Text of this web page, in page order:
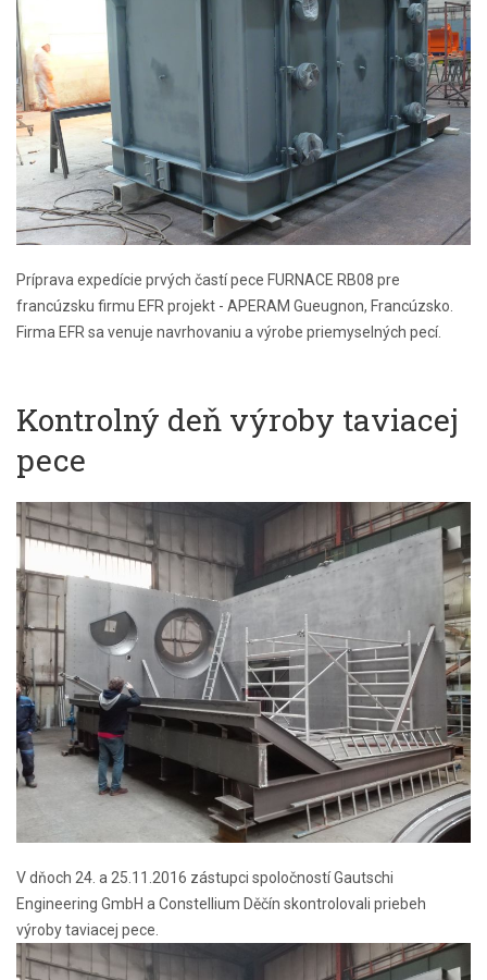
Príprava expedície prvých častí pece FURNACE RB08 pre
francúzsku firmu EFR projekt - APERAM Gueugnon, Francúzsko.
Firma EFR sa venuje navrhovaniu a výrobe priemyselných pecí.
Kontrolný deň výroby taviacej
pece
V dňoch 24. a 25.11.2016 zástupci spoločností Gautschi
Engineering GmbH a Constellium Děčín skontrolovali priebeh
výroby taviacej pece.